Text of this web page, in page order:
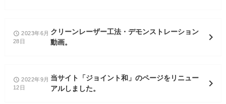
access_time 2023年6月
28日
クリーンレーザー工法・デモンストレーション
動画。
chevron_right
access_time 2022年9月
12日
当サイト「ジョイント和」のページをリニュー
アルしました。
chevron_right